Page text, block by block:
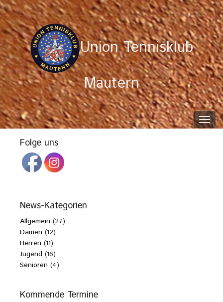
Union Tennisklub
Mautern
Folge uns
News-Kategorien
Allgemein (27)
Damen (12)
Herren (11)
Jugend (16)
Senioren (4)
Kommende Termine